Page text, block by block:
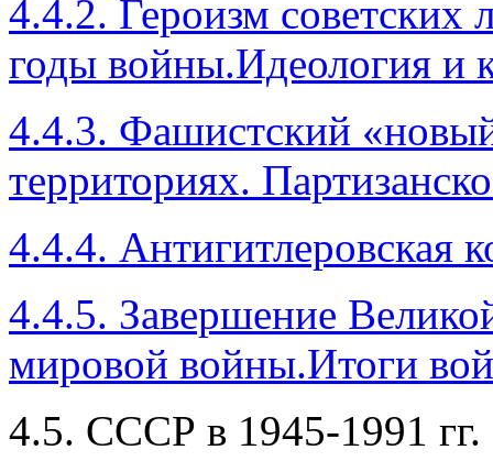
4.4.2. Героизм
годы войны.Идеология и
4.4.3. Фашистский
территориях.
4.4.4. Антигитлеровская
4.4.5. Завершение
мировой войны.Итоги
4.5. СССР в 1945-1991 гг.